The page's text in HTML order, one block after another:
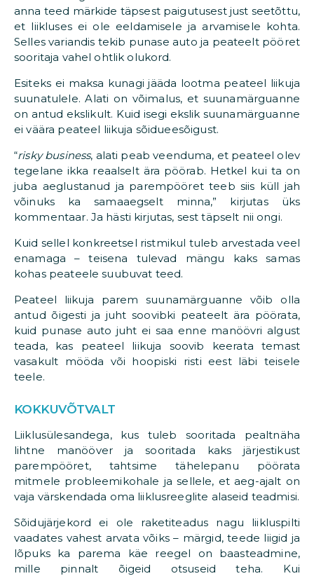
anna teed märkide täpsest paigutusest just seetõttu,
et liikluses ei ole eeldamisele ja arvamisele kohta.
Selles variandis tekib punase auto ja peateelt pööret
sooritaja vahel ohtlik olukord.
Esiteks ei maksa kunagi jääda lootma peateel liikuja
suunatulele. Alati on võimalus, et suunamärguanne
on antud ekslikult. Kuid isegi ekslik suunamärguanne
ei väära peateel liikuja sõidueesõigust.
“risky business, alati peab veenduma, et peateel olev
tegelane ikka reaalselt ära pöörab. Hetkel kui ta on
juba aeglustanud ja parempööret teeb siis küll jah
võinuks ka samaaegselt minna,” kirjutas üks
kommentaar. Ja hästi kirjutas, sest täpselt nii ongi.
Kuid sellel konkreetsel ristmikul tuleb arvestada veel
enamaga – teisena tulevad mängu kaks samas
kohas peateele suubuvat teed.
Peateel liikuja parem suunamärguanne võib olla
antud õigesti ja juht soovibki peateelt ära pöörata,
kuid punase auto juht ei saa enne manöövri algust
teada, kas peateel liikuja soovib keerata temast
vasakult mööda või hoopiski risti eest läbi teisele
teele.
KOKKUVÕTVALT
Liiklusülesandega, kus tuleb sooritada pealtnäha
lihtne manööver ja sooritada kaks järjestikust
parempööret, tahtsime tähelepanu pöörata
mitmele probleemikohale ja sellele, et aeg-ajalt on
vaja värskendada oma liiklusreeglite alaseid teadmisi.
Sõidujärjekord ei ole raketiteadus nagu liikluspilti
vaadates vahest arvata võiks – märgid, teede liigid ja
lõpuks ka parema käe reegel on baasteadmine,
mille pinnalt õigeid otsuseid teha. Kui